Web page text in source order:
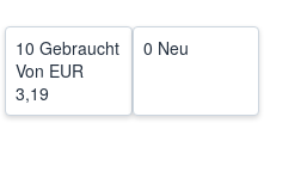
10 Gebraucht
Von EUR
3,19
0 Neu